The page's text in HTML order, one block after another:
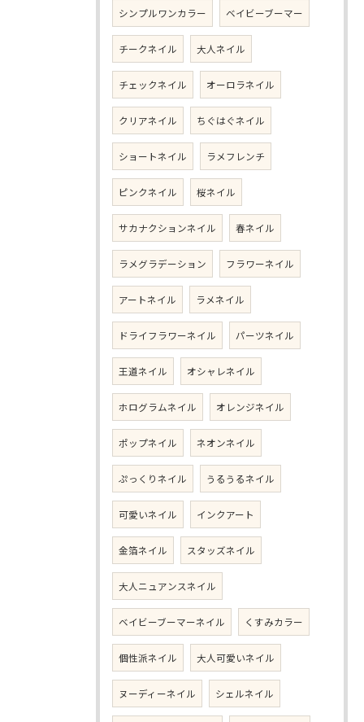
シンプルワンカラー ベイビーブーマー
チークネイル 大人ネイル
チェックネイル オーロラネイル
クリアネイル ちぐはぐネイル
ショートネイル ラメフレンチ
ピンクネイル 桜ネイル
サカナクションネイル 春ネイル
ラメグラデーション フラワーネイル
アートネイル ラメネイル
ドライフラワーネイル パーツネイル
王道ネイル オシャレネイル
ホログラムネイル オレンジネイル
ポップネイル ネオンネイル
ぷっくりネイル うるうるネイル
可愛いネイル インクアート
金箔ネイル スタッズネイル
大人ニュアンスネイル
ベイビーブーマーネイル くすみカラー
個性派ネイル 大人可愛いネイル
ヌーディーネイル シェルネイル